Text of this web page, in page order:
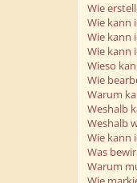
Wie
Wie kann
Wie kann
Wie kann
Wieso
Wie
Warum
Weshalb
Weshalb
Wie kann
Was
Warum